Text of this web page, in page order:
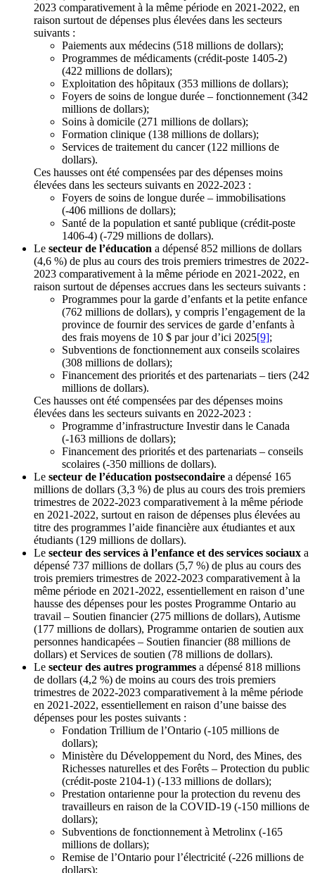
2023 comparativement à la même période en 2021-2022, en
raison surtout de dépenses plus élevées dans les secteurs
suivants :
Paiements aux médecins (518 millions de dollars);
Programmes de médicaments (crédit-poste 1405-2)
(422 millions de dollars);
Exploitation des hôpitaux (353 millions de dollars);
Foyers de soins de longue durée – fonctionnement (342
millions de dollars);
Soins à domicile (271 millions de dollars);
Formation clinique (138 millions de dollars);
Services de traitement du cancer (122 millions de
dollars).
Ces hausses ont été compensées par des dépenses moins
élevées dans les secteurs suivants en 2022-2023 :
Foyers de soins de longue durée – immobilisations
(-406 millions de dollars);
Santé de la population et santé publique (crédit-poste
1406-4) (-729 millions de dollars).
Le secteur de l’éducation a dépensé 852 millions de dollars
(4,6 %) de plus au cours des trois premiers trimestres de 2022-
2023 comparativement à la même période en 2021-2022, en
raison surtout de dépenses accrues dans les secteurs suivants :
Programmes pour la garde d’enfants et la petite enfance
(762 millions de dollars), y compris l’engagement de la
province de fournir des services de garde d’enfants à
des frais moyens de 10 $ par jour d’ici 2025[9];
Subventions de fonctionnement aux conseils scolaires
(308 millions de dollars);
Financement des priorités et des partenariats – tiers (242
millions de dollars).
Ces hausses ont été compensées par des dépenses moins
élevées dans les secteurs suivants en 2022-2023 :
Programme d’infrastructure Investir dans le Canada
(-163 millions de dollars);
Financement des priorités et des partenariats – conseils
scolaires (-350 millions de dollars).
Le secteur de l’éducation postsecondaire a dépensé 165
millions de dollars (3,3 %) de plus au cours des trois premiers
trimestres de 2022-2023 comparativement à la même période
en 2021-2022, surtout en raison de dépenses plus élevées au
titre des programmes l’aide financière aux étudiantes et aux
étudiants (129 millions de dollars).
Le secteur des services à l’enfance et des services sociaux a
dépensé 737 millions de dollars (5,7 %) de plus au cours des
trois premiers trimestres de 2022-2023 comparativement à la
même période en 2021-2022, essentiellement en raison d’une
hausse des dépenses pour les postes Programme Ontario au
travail – Soutien financier (275 millions de dollars), Autisme
(177 millions de dollars), Programme ontarien de soutien aux
personnes handicapées – Soutien financier (88 millions de
dollars) et Services de soutien (78 millions de dollars).
Le secteur des autres programmes a dépensé 818 millions
de dollars (4,2 %) de moins au cours des trois premiers
trimestres de 2022-2023 comparativement à la même période
en 2021-2022, essentiellement en raison d’une baisse des
dépenses pour les postes suivants :
Fondation Trillium de l’Ontario (-105 millions de
dollars);
Ministère du Développement du Nord, des Mines, des
Richesses naturelles et des Forêts – Protection du public
(crédit-poste 2104-1) (-133 millions de dollars);
Prestation ontarienne pour la protection du revenu des
travailleurs en raison de la COVID-19 (‑150 millions de
dollars);
Subventions de fonctionnement à Metrolinx (-165
millions de dollars);
Remise de l’Ontario pour l’électricité (-226 millions de
dollars);